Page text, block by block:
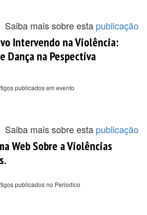
Saiba mais sobre esta publicação
Intervendo na Violência:
Dança na Pespectiva
publicados em evento
Saiba mais sobre esta publicação
Web Sobre a Violências
publicados no Periodico